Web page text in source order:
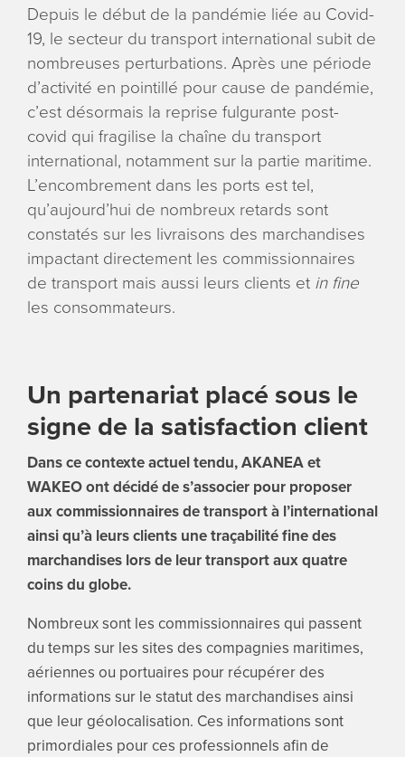
Depuis le début de la pandémie liée au Covid-
19, le secteur du transport international subit de
nombreuses perturbations. Après une période
d’activité en pointillé pour cause de pandémie,
c’est désormais la reprise fulgurante post-
covid qui fragilise la chaîne du transport
international, notamment sur la partie maritime.
L’encombrement dans les ports est tel,
qu’aujourd’hui de nombreux retards sont
constatés sur les livraisons des marchandises
impactant directement les commissionnaires
de transport mais aussi leurs clients et in fine
les consommateurs.
Un partenariat placé sous le
signe de la satisfaction client
Dans ce contexte actuel tendu, AKANEA et
WAKEO ont décidé de s’associer pour proposer
aux commissionnaires de transport à l’international
ainsi qu’à leurs clients une traçabilité fine des
marchandises lors de leur transport aux quatre
coins du globe.
Nombreux sont les commissionnaires qui passent
du temps sur les sites des compagnies maritimes,
aériennes ou portuaires pour récupérer des
informations sur le statut des marchandises ainsi
que leur géolocalisation. Ces informations sont
primordiales pour ces professionnels afin de